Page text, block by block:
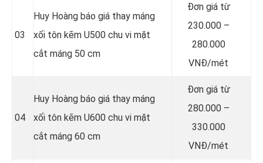
03
Huy Hoàng báo giá thay máng
xối tôn kẽm U500 chu vi mặt
cắt máng 50 cm
Đơn giá từ
230.000 –
280.000
VNĐ/mét
04
Huy Hoàng báo giá thay máng
xối tôn kẽm U600 chu vi mặt
cắt máng 60 cm
Đơn giá từ
280.000 –
330.000
VNĐ/mét